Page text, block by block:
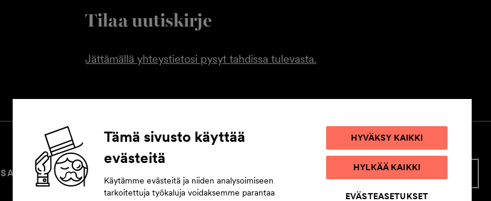
Tilaa uutiskirje
Jättämällä yhteystietosi pysyt tahdissa tulevasta.
SAAVUTETTAVUUSSELOSTE EVÄSTEASETUKSET
Tämä sivusto käyttää
evästeitä
Käytämme evästeitä ja niiden analysoimiseen
tarkoitettuja työkaluja voidaksemme parantaa
HYVÄKSY KAIKKI
HYLKÄÄ KAIKKI
EVÄSTEASETUKSET